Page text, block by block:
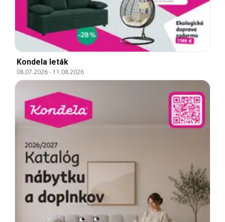
Kondela leták
08.07.2026- 11.08.2026